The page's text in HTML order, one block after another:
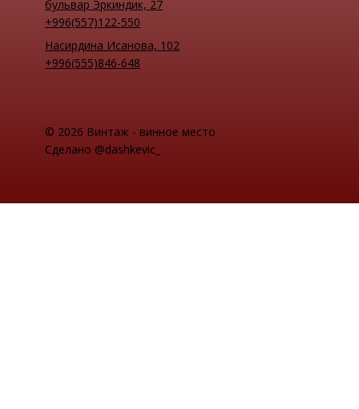
бульвар Эркиндик, 27
+996(557)122-550
Насирдина Исанова, 102
+996(555)846-648
© 2026 Винтаж - винное место
Сделано @dashkevic_